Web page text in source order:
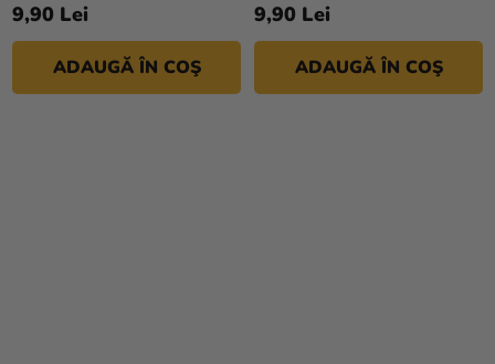
9,90 Lei
ADAUGĂ ÎN COŞ
9,90 Lei
ADAUGĂ ÎN COŞ